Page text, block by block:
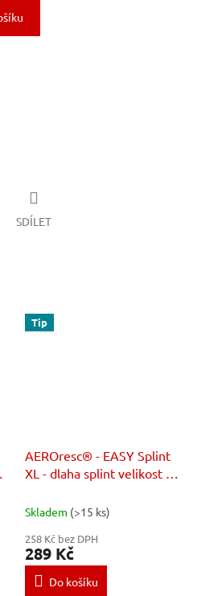
SDÍLET
Tip
AEROresc® - EASY Splint
XL - dlaha splint velikost XL
Skladem (>15 ks)
258 Kč bez DPH
289 Kč
Do košíku